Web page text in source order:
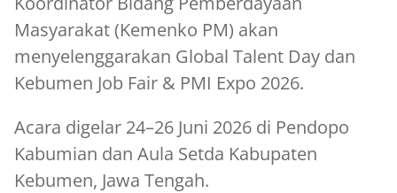
Masyarakat (Kemenko PM) akan
menyelenggarakan Global Talent Day dan
Kebumen Job Fair & PMI Expo 2026.
Acara digelar 24–26 Juni 2026 di Pendopo
Kabumian dan Aula Setda Kabupaten
Kebumen, Jawa Tengah.